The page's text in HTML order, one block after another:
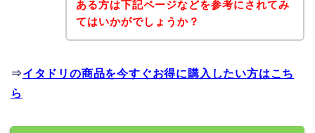
ある方は下記ページなどを参考にされてみ
てはいかがでしょうか？
⇒イタドリの商品を今すぐお得に購入したい方はこち
ら